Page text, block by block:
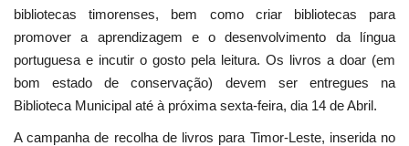
bibliotecas timorenses, bem como criar bibliotecas para
promover a aprendizagem e o desenvolvimento da língua
portuguesa e incutir o gosto pela leitura. Os livros a doar (em
bom estado de conservação) devem ser entregues na
Biblioteca Municipal até à próxima sexta-feira, dia 14 de Abril.
A campanha de recolha de livros para Timor-Leste, inserida no